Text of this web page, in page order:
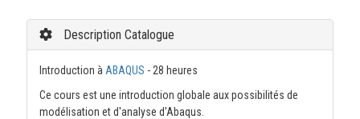
Description Catalogue
Introduction à ABAQUS - 28 heures
Ce cours est une introduction globale aux possibilités de
modélisation et d'analyse d'Abaqus.